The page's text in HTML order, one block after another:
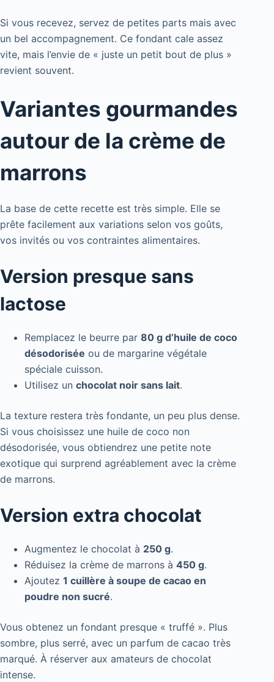
Si vous recevez, servez de petites parts mais avec
un bel accompagnement. Ce fondant cale assez
vite, mais l’envie de « juste un petit bout de plus »
revient souvent.
Variantes gourmandes
autour de la crème de
marrons
La base de cette recette est très simple. Elle se
prête facilement aux variations selon vos goûts,
vos invités ou vos contraintes alimentaires.
Version presque sans
lactose
Remplacez le beurre par 80 g d’huile de coco
désodorisée ou de margarine végétale
spéciale cuisson.
Utilisez un chocolat noir sans lait.
La texture restera très fondante, un peu plus dense.
Si vous choisissez une huile de coco non
désodorisée, vous obtiendrez une petite note
exotique qui surprend agréablement avec la crème
de marrons.
Version extra chocolat
Augmentez le chocolat à 250 g.
Réduisez la crème de marrons à 450 g.
Ajoutez 1 cuillère à soupe de cacao en
poudre non sucré.
Vous obtenez un fondant presque « truffé ». Plus
sombre, plus serré, avec un parfum de cacao très
marqué. À réserver aux amateurs de chocolat
intense.